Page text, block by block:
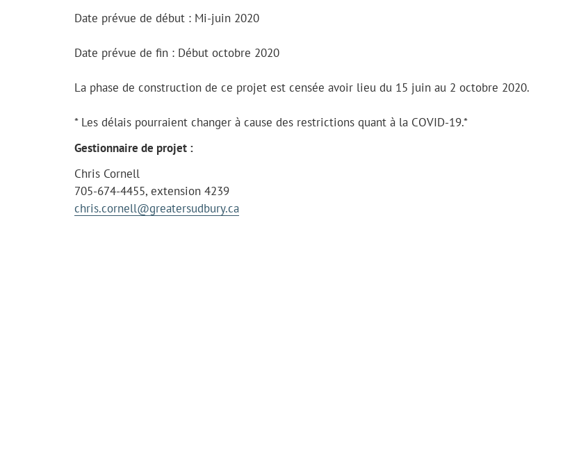
Date prévue de début : Mi-juin 2020
Date prévue de fin : Début octobre 2020
La phase de construction de ce projet est censée avoir lieu du 15 juin au 2 octobre 2020.
* Les délais pourraient changer à cause des restrictions quant à la COVID-19.*
Gestionnaire de projet :
Chris Cornell
705-674-4455, extension 4239
chris.cornell@greatersudbury.ca